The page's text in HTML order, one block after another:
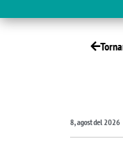
8, agost del 2026